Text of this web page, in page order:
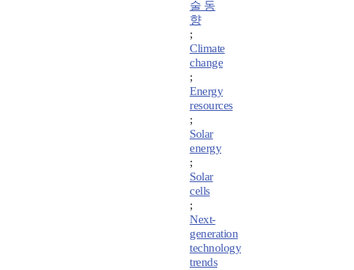
술 동
향
;
Climate
change
;
Energy
resources
;
Solar
energy
;
Solar
cells
;
Next-
generation
technology
trends